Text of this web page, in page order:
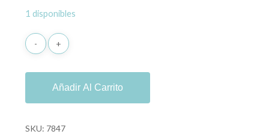
1 disponibles
Añadir Al Carrito
SKU: 7847